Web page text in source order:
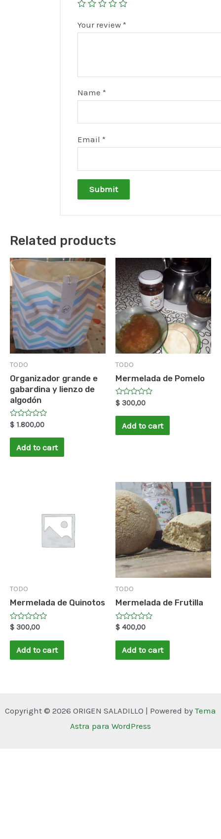
Your review *
Name *
Email *
Related products
TODO
Organizador grande e
gabardina y lienzo de
algodón
Rated
0
out
$ 1.800,00
Add to cart
TODO
Mermelada de Pomelo
Rated
0
out
$ 300,00
Add to cart
TODO
Mermelada de Quinotos
Rated
0
out
$ 300,00
Add to cart
TODO
Mermelada de Frutilla
Rated
0
out
$ 400,00
Add to cart
Copyright © 2026 ORIGEN SALADILLO | Powered by Tema
Astra para WordPress